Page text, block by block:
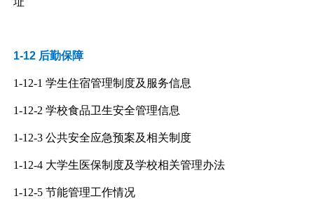
1-12 后勤保障
1-12-1 学生住宿管理制度及服务信息
1-12-2 学校食品卫生安全管理信息
1-12-3 公共安全应急预案及相关制度
1-12-4 大学生医保制度及学校相关管理办法
1-12-5 节能管理工作情况